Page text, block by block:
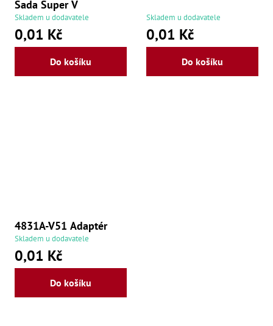
Sada Super V
Skladem u dodavatele
0,01 Kč
Do košíku
Skladem u dodavatele
0,01 Kč
Do košíku
4831A-V51 Adaptér
Skladem u dodavatele
0,01 Kč
Do košíku